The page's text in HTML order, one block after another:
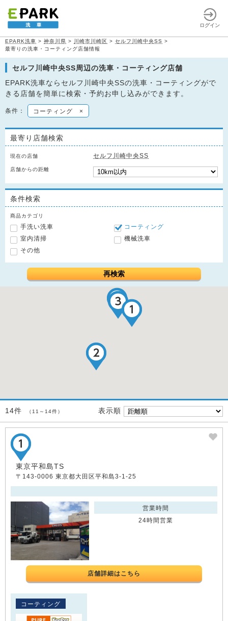
ログイン
EPARK洗車 > 神奈川県 > 川崎市川崎区 > セルフ川崎中央SS >
最寄りの洗車・コーティング店舗情報
セルフ川崎中央SS周辺の洗車・コーティング店舗
EPARK洗車ならセルフ川崎中央SSの洗車・コーティングがで
きる店舗を簡単に検索・予約お申し込みができます。
条件： コーティング ×
最寄り店舗検索
現在の店舗 セルフ川崎中央SS
店舗からの距離
条件検索
商品カテゴリ
手洗い洗車
コーティング
室内清掃
機械洗車
その他
再検索
14件 （11～14件） 表示順
東京平和島TS
〒143-0006 東京都大田区平和島3-1-25
営業時間
24時間営業
店舗詳細はこちら
コーティング